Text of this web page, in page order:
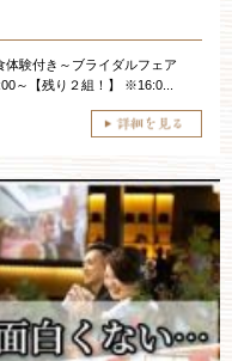
験付き～ブライダルフェア
～【残り２組！】 ※16:0...